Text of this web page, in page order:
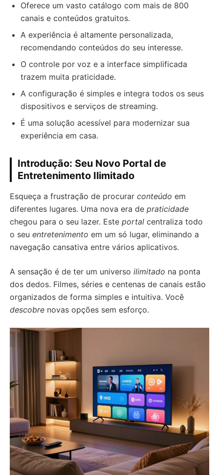
Oferece um vasto catálogo com mais de 800
canais e conteúdos gratuitos.
A experiência é altamente personalizada,
recomendando conteúdos do seu interesse.
O controle por voz e a interface simplificada
trazem muita praticidade.
A configuração é simples e integra todos os seus
dispositivos e serviços de streaming.
É uma solução acessível para modernizar sua
experiência em casa.
Introdução: Seu Novo Portal de
Entretenimento Ilimitado
Esqueça a frustração de procurar conteúdo em
diferentes lugares. Uma nova era de praticidade
chegou para o seu lazer. Este portal centraliza todo
o seu entretenimento em um só lugar, eliminando a
navegação cansativa entre vários aplicativos.
A sensação é de ter um universo ilimitado na ponta
dos dedos. Filmes, séries e centenas de canais estão
organizados de forma simples e intuitiva. Você
descobre novas opções sem esforço.